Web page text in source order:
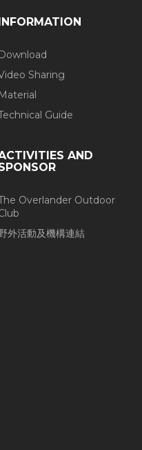
Download
Sharing
Material
Guide
AND
Overlander Outdoor
外活動及機構連結